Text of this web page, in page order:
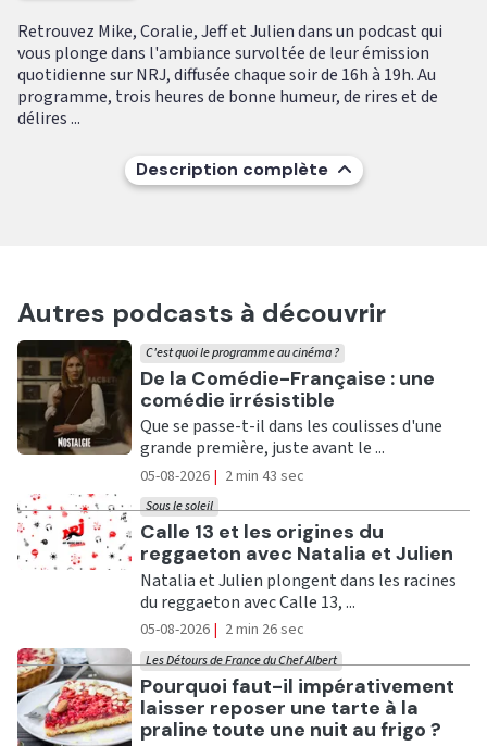
Retrouvez Mike, Coralie, Jeff et Julien dans un podcast qui
vous plonge dans l'ambiance survoltée de leur émission
quotidienne sur NRJ, diffusée chaque soir de 16h à 19h. Au
programme, trois heures de bonne humeur, de rires et de
délires ...
Description complète
Autres podcasts à découvrir
Ecouter
De la Comédie-Française : une
comédie irrésistible
C'est quoi le programme au cinéma ?
Que se passe-t-il dans les coulisses d'une
grande première, juste avant le ...
05-08-2026 | 2 min 43 sec
Ecouter
Calle 13 et les origines du
reggaeton avec Natalia et Julien
Sous le soleil
Natalia et Julien plongent dans les racines
du reggaeton avec Calle 13, ...
05-08-2026 | 2 min 26 sec
Ecouter
Pourquoi faut-il impérativement
laisser reposer une tarte à la
praline toute une nuit au frigo ?
Les Détours de France du Chef Albert